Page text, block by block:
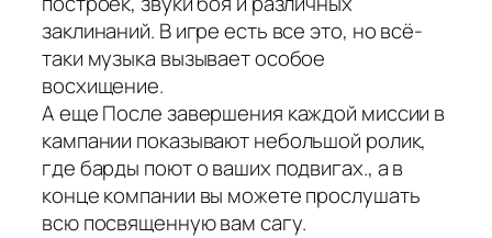
заклинаний. В игре есть все это, но всё-
таки музыка вызывает особое
восхищение.
А еще После завершения каждой миссии в
кампании показывают небольшой ролик,
где барды поют о ваших подвигах., а в
конце компании вы можете прослушать
всю посвященную вам сагу.